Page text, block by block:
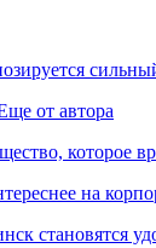
от автора
которое
на
становятся